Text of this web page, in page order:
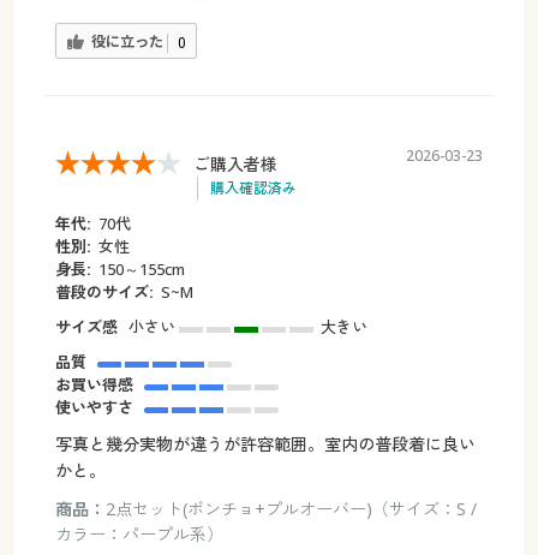
役に立った 0
ご購入者様
購入確認済み
2026-03-23
年代: 70代
性別: 女性
身長: 150～155cm
普段のサイズ: S~M
サイズ感 小さい
大きい
品質
お買い得感
使いやすさ
写真と幾分実物が違うが許容範囲。室内の普段着に良い
かと。
商品： 2点セット(ポンチョ+プルオーバー)（サイズ：S /
カラー：パープル系）